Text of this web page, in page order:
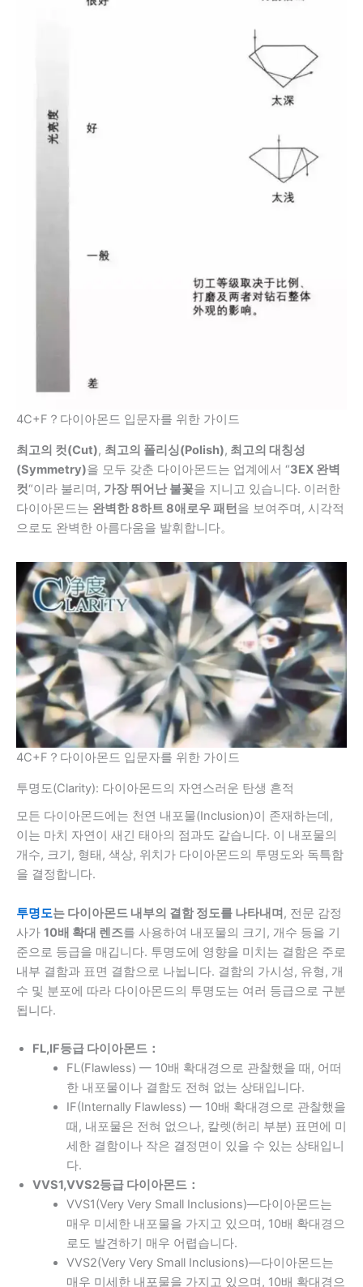
4C+F？다이아몬드 입문자를 위한 가이드
최고의 컷(Cut), 최고의 폴리싱(Polish), 최고의 대칭성
(Symmetry)을 모두 갖춘 다이아몬드는 업계에서 “3EX 완벽
컷“이라 불리며, 가장 뛰어난 불꽃을 지니고 있습니다. 이러한
다이아몬드는 완벽한 8하트 8애로우 패턴을 보여주며, 시각적
으로도 완벽한 아름다움을 발휘합니다。
4C+F？다이아몬드 입문자를 위한 가이드
투명도(Clarity): 다이아몬드의 자연스러운 탄생 흔적
모든 다이아몬드에는 천연 내포물(Inclusion)이 존재하는데,
이는 마치 자연이 새긴 태아의 점과도 같습니다. 이 내포물의
개수, 크기, 형태, 색상, 위치가 다이아몬드의 투명도와 독특함
을 결정합니다.
투명도는 다이아몬드 내부의 결함 정도를 나타내며 , 전문 감정
사가 10배 확대 렌즈를 사용하여 내포물의 크기, 개수 등을 기
준으로 등급을 매깁니다. 투명도에 영향을 미치는 결함은 주로
내부 결함과 표면 결함으로 나뉩니다. 결함의 가시성, 유형, 개
수 및 분포에 따라 다이아몬드의 투명도는 여러 등급으로 구분
됩니다.
FL,IF등급 다이아몬드：
FL(Flawless) — 10배 확대경으로 관찰했을 때, 어떠
한 내포물이나 결함도 전혀 없는 상태입니다.
IF(Internally Flawless) — 10배 확대경으로 관찰했을
때, 내포물은 전혀 없으나, 칼렛(허리 부분) 표면에 미
세한 결함이나 작은 결정면이 있을 수 있는 상태입니
다.
VVS1,VVS2등급 다이아몬드：
VVS1(Very Very Small Inclusions)—다이아몬드는
매우 미세한 내포물을 가지고 있으며, 10배 확대경으
로도 발견하기 매우 어렵습니다.
VVS2(Very Very Small Inclusions)—다이아몬드는
매우 미세한 내포물을 가지고 있으며, 10배 확대경으